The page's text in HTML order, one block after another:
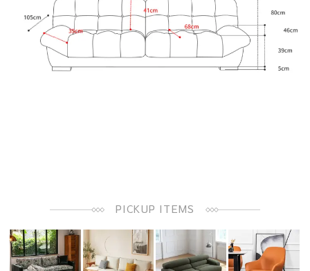
PICKUP ITEMS